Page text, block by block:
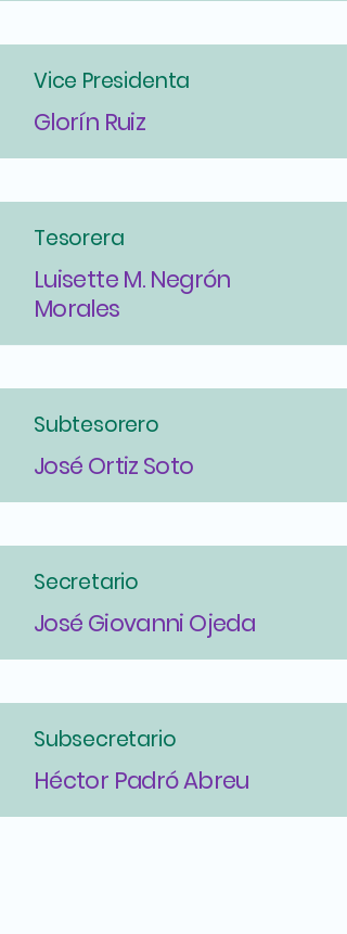
Vice Presidenta
Glorín Ruiz
Tesorera
Luisette M. Negrón
Morales
Subtesorero
José Ortiz Soto
Secretario
José Giovanni Ojeda
Subsecretario
Héctor Padró Abreu